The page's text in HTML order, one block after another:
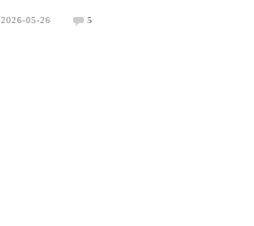
2026-05-26 5